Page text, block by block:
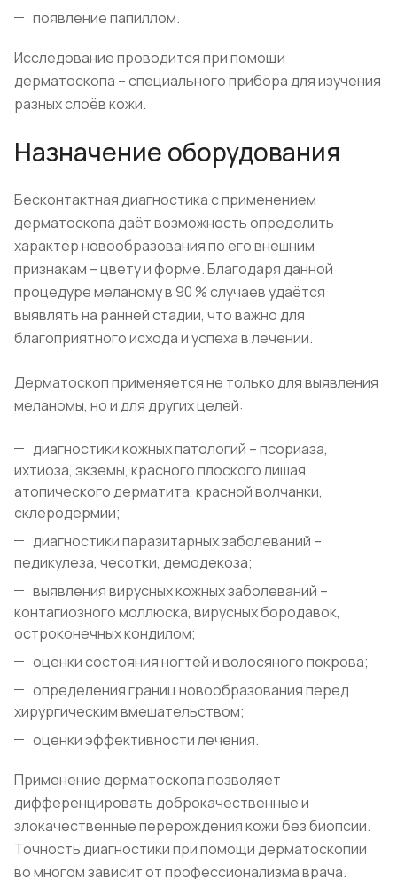
появление папиллом.
Исследование проводится при помощи
дерматоскопа – специального прибора для изучения
разных слоёв кожи.
Назначение оборудования
Бесконтактная диагностика с применением
дерматоскопа даёт возможность определить
характер новообразования по его внешним
признакам – цвету и форме. Благодаря данной
процедуре меланому в 90 % случаев удаётся
выявлять на ранней стадии, что важно для
благоприятного исхода и успеха в лечении.
Дерматоскоп применяется не только для выявления
меланомы, но и для других целей:
диагностики кожных патологий – псориаза,
ихтиоза, экземы, красного плоского лишая,
атопического дерматита, красной волчанки,
склеродермии;
диагностики паразитарных заболеваний –
педикулеза, чесотки, демодекоза;
выявления вирусных кожных заболеваний –
контагиозного моллюска, вирусных бородавок,
остроконечных кондилом;
оценки состояния ногтей и волосяного покрова;
определения границ новообразования перед
хирургическим вмешательством;
оценки эффективности лечения.
Применение дерматоскопа позволяет
дифференцировать доброкачественные и
злокачественные перерождения кожи без биопсии.
Точность диагностики при помощи дерматоскопии
во многом зависит от профессионализма врача.